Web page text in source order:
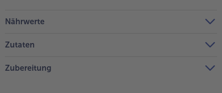
Nährwerte
Zutaten
Zubereitung